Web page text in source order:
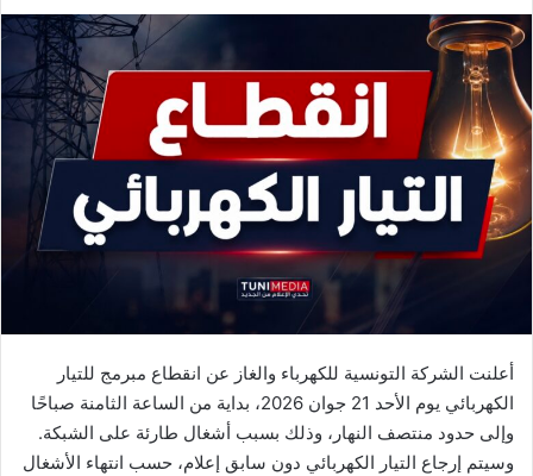
أعلنت الشركة التونسية للكهرباء والغاز عن انقطاع مبرمج للتيار
الكهربائي يوم الأحد 21 جوان 2026، بداية من الساعة الثامنة صباحًا
وإلى حدود منتصف النهار، وذلك بسبب أشغال طارئة على الشبكة.
وسيتم إرجاع التيار الكهربائي دون سابق إعلام، حسب انتهاء الأشغال